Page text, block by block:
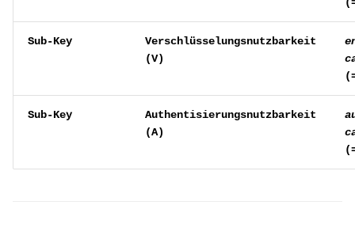
Sub-Key
Verschlüsselungsnutzbarkeit
(V)
Sub-Key
Authentisierungsnutzbarkeit
(A)